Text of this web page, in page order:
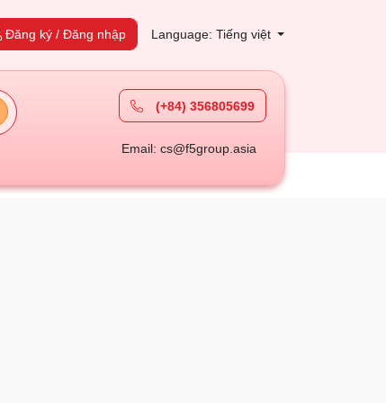
Đăng ký / Đăng nhập Language: Tiếng việt
(+84) 356805699
Email: cs@f5group.asia